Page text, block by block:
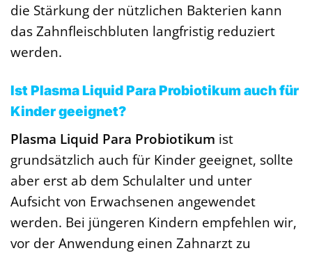
die Stärkung der nützlichen Bakterien kann
das Zahnfleischbluten langfristig reduziert
werden.
Ist Plasma Liquid Para Probiotikum auch für
Kinder geeignet?
Plasma Liquid Para Probiotikum ist
grundsätzlich auch für Kinder geeignet, sollte
aber erst ab dem Schulalter und unter
Aufsicht von Erwachsenen angewendet
werden. Bei jüngeren Kindern empfehlen wir,
vor der Anwendung einen Zahnarzt zu